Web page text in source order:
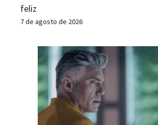
feliz
7 de agosto de 2026